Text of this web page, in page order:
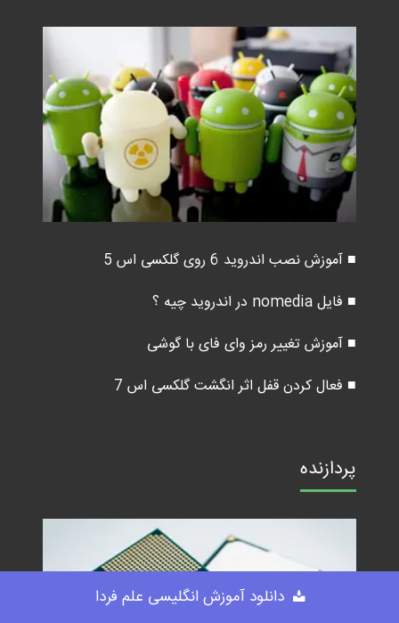
■ آموزش نصب اندروید 6 روی گلکسی اس 5
■ فایل nomedia در اندروید چیه ؟
■ آموزش تغییر رمز وای فای با گوشی
■ فعال کردن قفل اثر انگشت گلکسی اس 7
پردازنده
دانلود آموزش انگلیسی علم فردا